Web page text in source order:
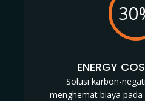
ENERGY
Solusi karbon-
menghemat biaya pada